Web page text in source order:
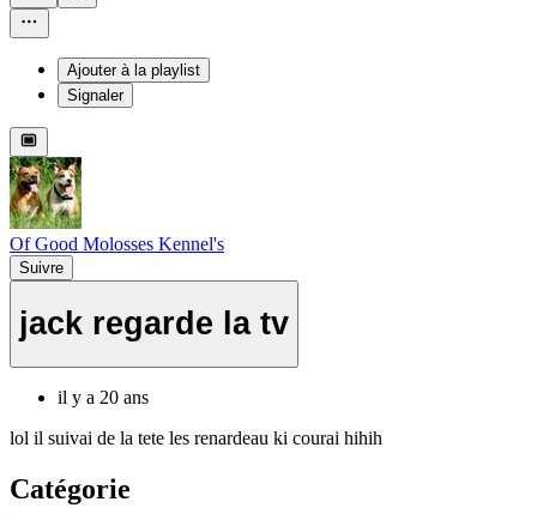
Ajouter à la playlist
Signaler
Of Good Molosses Kennel's
Suivre
jack regarde la tv
il y a 20 ans
lol il suivai de la tete les renardeau ki courai hihih
Catégorie